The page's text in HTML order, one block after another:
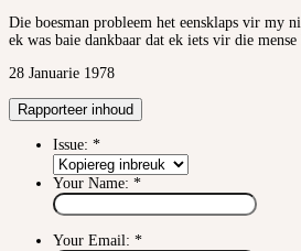
Die boesman probleem het eensklaps vir my
ek was baie dankbaar dat ek iets vir die
28 Januarie 1978
Rapporteer inhoud
Issue: *
Your Name: *
Your Email: *